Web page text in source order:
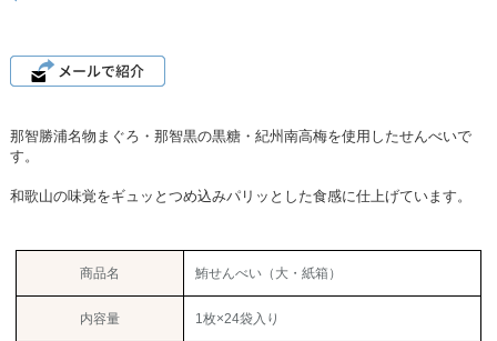
那智勝浦名物まぐろ・那智黒の黒糖・紀州南高梅を使用したせんべいで
す。
和歌山の味覚をギュッとつめ込みパリッとした食感に仕上げています。
商品名 鮪せんべい（大・紙箱）
内容量 1枚×24袋入り